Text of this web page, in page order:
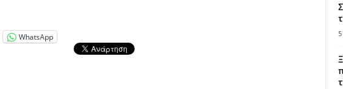
WhatsApp